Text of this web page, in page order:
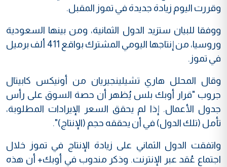
وقررت اليوم زيادة جديدة في تموز المقبل.
ووفقا للبيان ستزيد الدول الثمانية، ومن بينها السعودية
وروسيا، من إنتاجها اليومي المشترك بواقع 411 ألف برميل
في تموز.
وقال المحلل هاري تشيلينجيريان من أونيكس كابيتال
جروب "قرار أوبك بلس يُظهر أن حصة السوق على رأس
جدول الأعمال. إذا لم يحقق السعر الإيرادات المطلوبة،
تأمل (تلك الدول) في أن يحققه حجم (الإنتاج)".
واتفقت الدول الثماني على زيادة الإنتاج في تموز خلال
اجتماع عُقد عبر الإنترنت. وذكر مندوب في أوبك+ أن هذه